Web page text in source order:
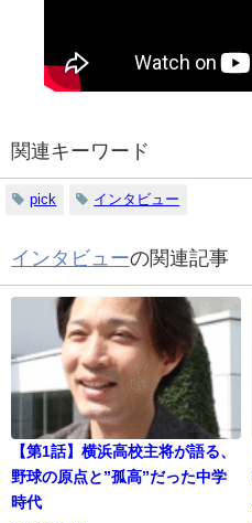
関連キーワード
pick インタビュー
インタビューの関連記事
【第1話】横浜高校主将が語る、
野球の原点と”孤高”だった中学
時代